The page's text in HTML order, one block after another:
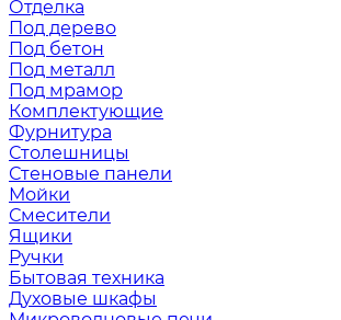
Отделка
Под дерево
Под бетон
Под металл
Под мрамор
Комплектующие
Фурнитура
Столешницы
Стеновые панели
Мойки
Смесители
Ящики
Ручки
Бытовая техника
Духовые шкафы